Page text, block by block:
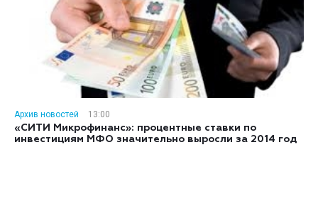
Архив новостей
13:00
«СИТИ Микрофинанс»: процентные ставки по
инвестициям МФО значительно выросли за 2014 год